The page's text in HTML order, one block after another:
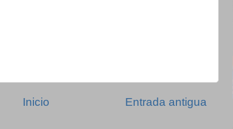
Entrada antigua
Inicio